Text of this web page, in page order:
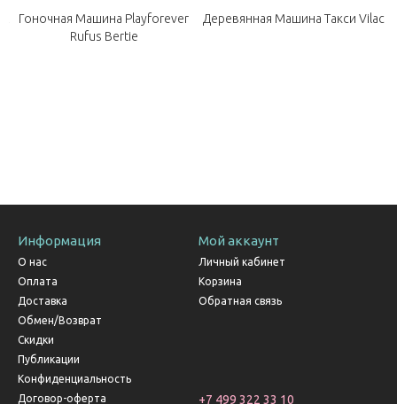
Гоночная Машина Playforever
Rufus Bertie
Деревянная Машина Такси Vilac
Информация
О нас
Оплата
Доставка
Обмен/Возврат
Скидки
Публикации
Конфиденциальность
Договор-оферта
Мой аккаунт
Личный кабинет
Корзина
Обратная связь
+7 499 322 33 10